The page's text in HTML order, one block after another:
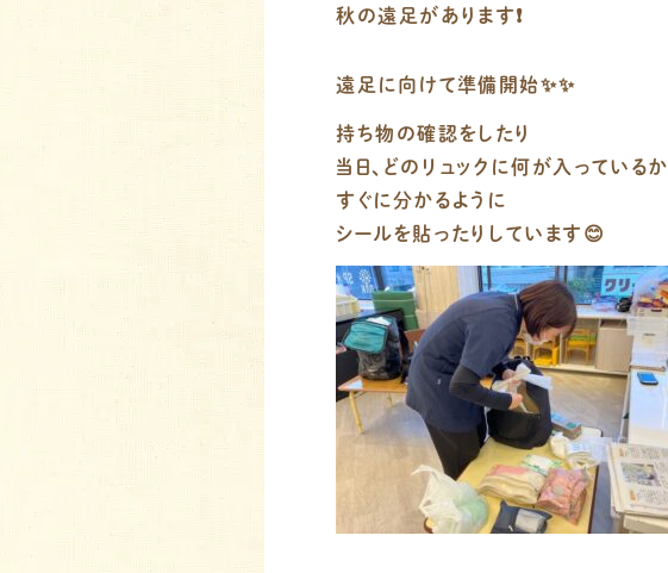
秋の遠足があります❗️
遠足に向けて準備開始✨✨
持ち物の確認をしたり
当日、どのリュックに何が入っているか
すぐに分かるように
シールを貼ったりしています😊